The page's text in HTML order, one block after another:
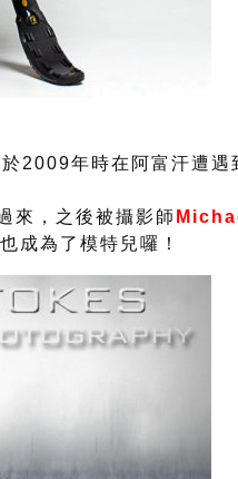
於2009年時在阿富汗遭遇
來，之後被攝影師
成為了模特兒囉！